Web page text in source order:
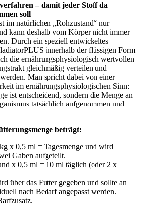
– damit jeder Stoff da
soll
im natürlichen „Rohzustand“ nur
kann deshalb vom Körper nicht immer
Durch ein speziell entwickeltes
innerhalb der flüssigen Form
die ernährungsphysiologisch wertvollen
gleichmäßig verteilen und
Man spricht dabei von einer
im ernährungsphysiologischen Sinn:
ist entscheidend, sondern die Menge an
tatsächlich aufgenommen und
beträgt:
x 0,5 ml = Tagesmenge und wird
Gaben aufgeteilt.
x 0,5 ml = 10 ml täglich (oder 2 x
über das Futter gegeben und sollte an
nach Bedarf angepasst werden.